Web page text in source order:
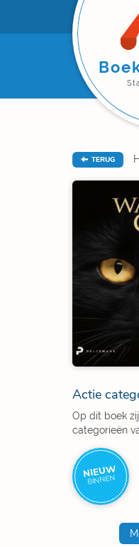
TERUG
Actie
Op dit boek
categorieën
NIEUW
BINNEN